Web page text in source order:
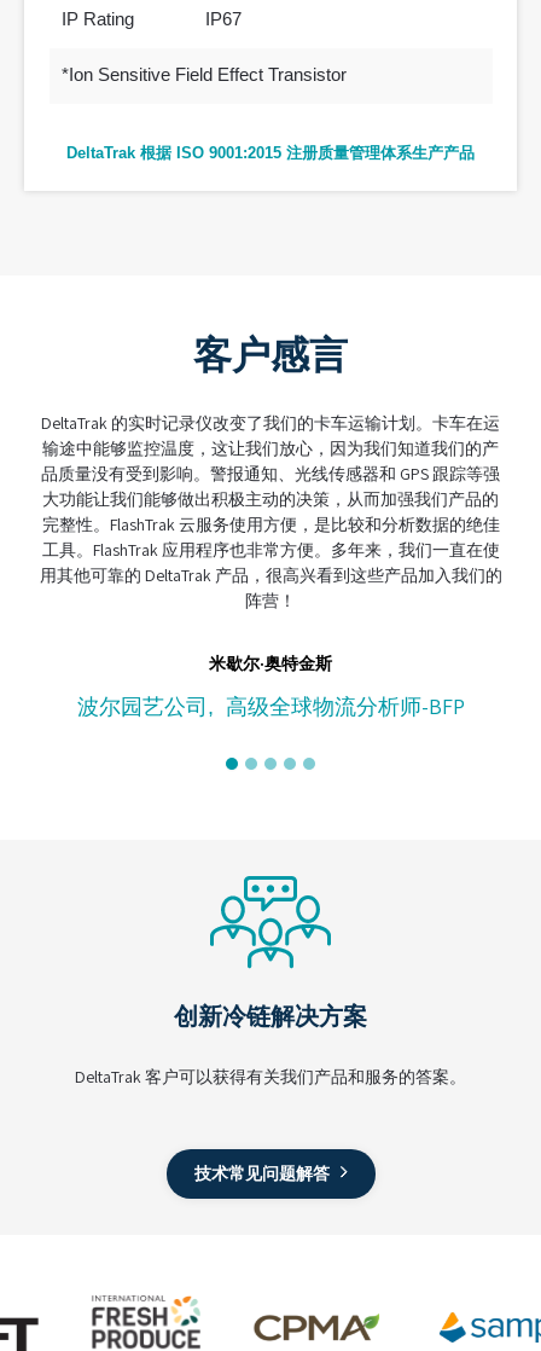
IP Rating IP67
*Ion Sensitive Field Effect Transistor
DeltaTrak 根据 ISO 9001:2015 注册质量管理体系生产产品
客户感言
的实时记录仪改变了我们的卡车运输计划。卡车在运
能够监控温度，这让我们放心，因为我们知道我们的产
没有受到影响。警报通知、光线传感器和 GPS 跟踪等强
让我们能够做出积极主动的决策，从而加强我们产品的
。FlashTrak 云服务使用方便，是比较和分析数据的绝佳
FlashTrak 应用程序也非常方便。多年来，我们一直在使
可靠的 DeltaTrak 产品，很高兴看到这些产品加入我们的
米歇尔·奥特金斯
波尔园艺公司,高级全球物流分析师-BFP
说到（供应链
伙伴。实时
义。它对用
复杂性，拥
创新冷链解决方案
DeltaTrak 客户可以获得有关我们产品和服务的答案。
技术常见问题解答